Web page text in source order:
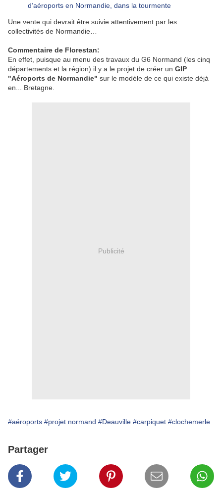
d’aéroports en Normandie, dans la tourmente
Une vente qui devrait être suivie attentivement par les
collectivités de Normandie…
Commentaire de Florestan:
En effet, puisque au menu des travaux du G6 Normand (les cinq
départements et la région) il y a le projet de créer un GIP
"Aéroports de Normandie" sur le modèle de ce qui existe déjà
en... Bretagne.
Publicité
#aéroports #projet normand #Deauville #carpiquet #clochemerle
Partager